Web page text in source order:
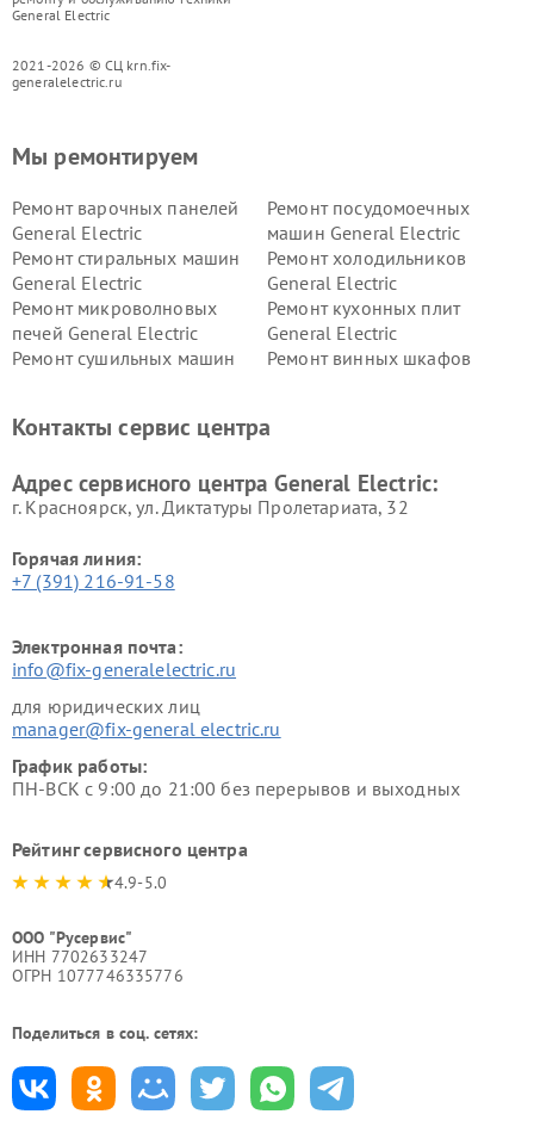
General Electric
2021-2026 © СЦ krn.fix-
generalelectric.ru
Мы ремонтируем
Ремонт варочных панелей
General Electric
Ремонт посудомоечных
машин General Electric
Ремонт стиральных машин
General Electric
Ремонт холодильников
General Electric
Ремонт микроволновых
печей General Electric
Ремонт кухонных плит
General Electric
Ремонт сушильных машин
Ремонт винных шкафов
Electric
General Electric
Контакты сервис центра
Адрес сервисного центра General Electric:
г. Красноярск, ул. Диктатуры Пролетариата, 32
Горячая линия:
+7 (391) 216-91-58
Электронная почта:
info@fix-generalelectric.ru
для юридических лиц
manager@fix-general electric.ru
График работы:
ПН-ВСК с 9:00 до 21:00 без перерывов и выходных
Рейтинг сервисного центра
4.9-5.0
ООО "Русервис"
ИНН 7702633247
ОГРН 1077746335776
Поделиться в соц. сетях: